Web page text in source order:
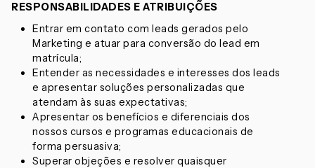
RESPONSABILIDADES E ATRIBUIÇÕES
Entrar em contato com leads gerados pelo
Marketing e atuar para conversão do lead em
matrícula;
Entender as necessidades e interesses dos leads
e apresentar soluções personalizadas que
atendam às suas expectativas;
Apresentar os benefícios e diferenciais dos
nossos cursos e programas educacionais de
forma persuasiva;
Superar objeções e resolver quaisquer